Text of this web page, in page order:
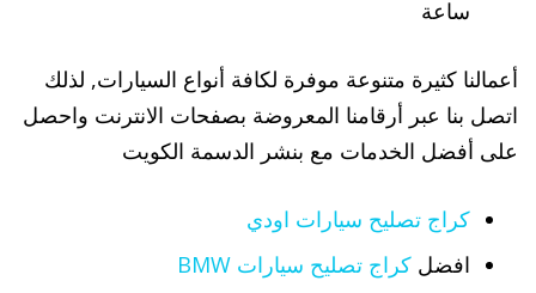
ساعة
أعمالنا كثيرة متنوعة موفرة لكافة أنواع السيارات, لذلك
اتصل بنا عبر أرقامنا المعروضة بصفحات الانترنت واحصل
على أفضل الخدمات مع بنشر الدسمة الكويت
كراج تصليح سيارات اودي
افضل كراج تصليح سيارات BMW